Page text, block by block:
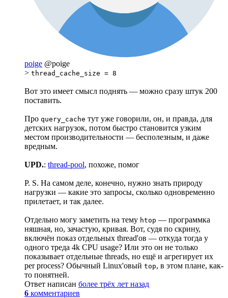
poige @poige
> thread_cache_size = 8
Вот это имеет смысл поднять — можно сразу штук 200
поставить.
Про query_cache тут уже говорили, он, и правда, для
детских нагрузок, потом быстро становится узким
местом производительности — бесполезным, и даже
вредным.
UPD.: thread-pool, похоже, помог
P. S. На самом деле, конечно, нужно знать природу
нагрузки — какие это запросы, сколько одновременно
прилетает, и так далее.
Отдельно могу заметить на тему htop — программка
няшная, но, зачастую, кривая. Вот, судя по скрину,
включён показ отдельных thread'ов — откуда тогда у
одного треда 4k CPU usage? Или это он не только
показывает отдельные threads, но ещё и агрегирует их
per process? Обычный Linux'овый top, в этом плане, как-
то понятней.
Ответ написан более трёх лет назад
6 комментариев